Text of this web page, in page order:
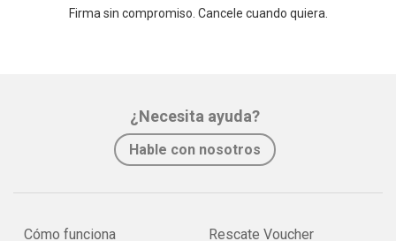
Firma sin compromiso. Cancele cuando quiera.
¿Necesita ayuda?
Hable con nosotros
Cómo funciona
Rescate Voucher